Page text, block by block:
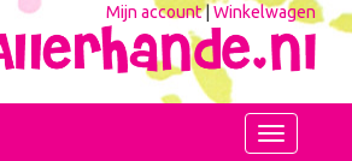
Mijn account|Winkelwagen
Toggle